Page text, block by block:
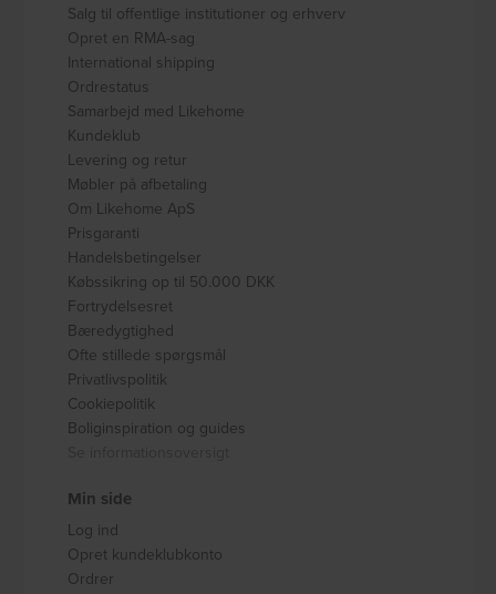
Salg til offentlige institutioner og erhverv
Opret en RMA-sag
International shipping
Ordrestatus
Samarbejd med Likehome
Kundeklub
Levering og retur
Møbler på afbetaling
Om Likehome ApS
Prisgaranti
Handelsbetingelser
Købssikring op til 50.000 DKK
Fortrydelsesret
Bæredygtighed
Ofte stillede spørgsmål
Privatlivspolitik
Cookiepolitik
Boliginspiration og guides
Min side
Log ind
Opret kundeklubkonto
Ordrer